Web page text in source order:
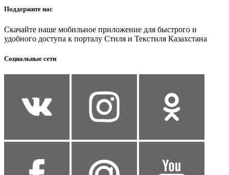
Поддержите нас
Скачайте наше мобильное приложение для быстрого и
удобного доступа к порталу Стиля и Текстиля Казахстана
Социальные сети